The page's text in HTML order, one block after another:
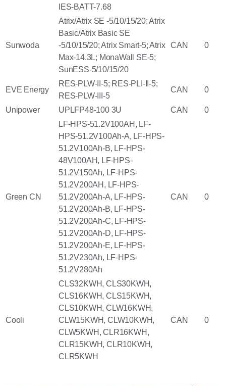
IES-BATT-7.68
Sunwoda
Atrix/Atrix SE -5/10/15/20; Atrix
Basic/Atrix Basic SE
-5/10/15/20; Atrix Smart-5; Atrix
Max-14.3L; MonaWall SE-5;
SunESS-5/10/15/20
CAN 0
EVE Energy
RES-PLW-II-5; RES-PLI-II-5;
RES-PLW-III-5
CAN 0
Unipower UPLFP48-100 3U CAN 0
Green CN
LF-HPS-51.2V100AH, LF-
HPS-51.2V100Ah-A, LF-HPS-
51.2V100Ah-B, LF-HPS-
48V100AH, LF-HPS-
51.2V150Ah, LF-HPS-
51.2V200AH, LF-HPS-
51.2V200Ah-A, LF-HPS-
51.2V200Ah-B, LF-HPS-
51.2V200Ah-C, LF-HPS-
51.2V200Ah-D, LF-HPS-
51.2V200Ah-E, LF-HPS-
51.2V230Ah, LF-HPS-
51.2V280Ah
CAN 0
Cooli
CLS32KWH, CLS30KWH,
CLS16KWH, CLS15KWH,
CLS10KWH, CLW16KWH,
CLW15KWH, CLW10KWH,
CLW5KWH, CLR16KWH,
CLR15KWH, CLR10KWH,
CLR5KWH
CAN 0